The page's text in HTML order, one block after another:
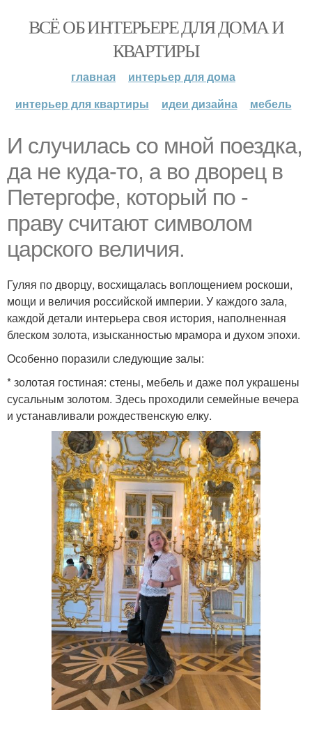
ВСЁ ОБ ИНТЕРЬЕРЕ ДЛЯ ДОМА И
КВАРТИРЫ
главная
интерьер для дома
интерьер для квартиры
идеи дизайна мебель
И случилась со мной поездка,
да не куда-то, а во дворец в
Петергофе, который по -
праву считают символом
царского величия.
Гуляя по дворцу, восхищалась воплощением роскоши,
мощи и величия российской империи. У каждого зала,
каждой детали интерьера своя история, наполненная
блеском золота, изысканностью мрамора и духом эпохи.
Особенно поразили следующие залы:
* золотая гостиная: стены, мебель и даже пол украшены
сусальным золотом. Здесь проходили семейные вечера
и устанавливали рождественскую елку.